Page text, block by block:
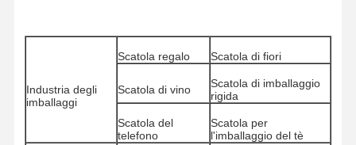
Risguardo dell'avorio
Carta lucida
Industria degli
imballaggi
Scatola regalo Scatola di fiori
Scatola di vino
Scatola di imballaggio
rigida
Scatola del
telefono
Scatola per
l'imballaggio del tè